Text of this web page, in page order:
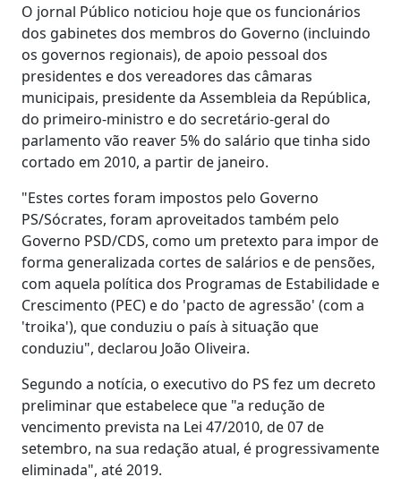
O jornal Público noticiou hoje que os funcionários
dos gabinetes dos membros do Governo (incluindo
os governos regionais), de apoio pessoal dos
presidentes e dos vereadores das câmaras
municipais, presidente da Assembleia da República,
do primeiro-ministro e do secretário-geral do
parlamento vão reaver 5% do salário que tinha sido
cortado em 2010, a partir de janeiro.
"Estes cortes foram impostos pelo Governo
PS/Sócrates, foram aproveitados também pelo
Governo PSD/CDS, como um pretexto para impor de
forma generalizada cortes de salários e de pensões,
com aquela política dos Programas de Estabilidade e
Crescimento (PEC) e do 'pacto de agressão' (com a
'troika'), que conduziu o país à situação que
conduziu", declarou João Oliveira.
Segundo a notícia, o executivo do PS fez um decreto
preliminar que estabelece que "a redução de
vencimento prevista na Lei 47/2010, de 07 de
setembro, na sua redação atual, é progressivamente
eliminada", até 2019.